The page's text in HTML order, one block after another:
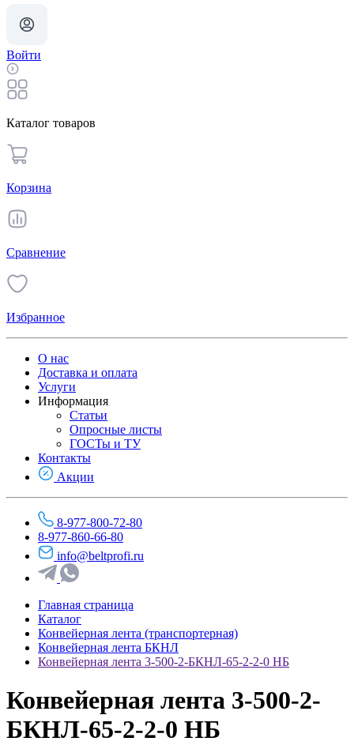
Войти
Каталог товаров
Корзина
Сравнение
Избранное
О нас
Доставка и оплата
Услуги
Информация
Статьи
Опросные листы
ГОСТы и ТУ
Контакты
Акции
8-977-800-72-80
8-977-860-66-80
info@beltprofi.ru
Главная страница
Каталог
Конвейерная лента (транспортерная)
Конвейерная лента БКНЛ
Конвейерная лента 3-500-2-БКНЛ-65-2-2-0 НБ
Конвейерная лента 3-500-2-
БКНЛ-65-2-2-0 НБ